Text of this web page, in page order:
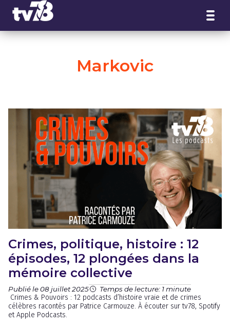
Markovic
Crimes, politique, histoire : 12
épisodes, 12 plongées dans la
mémoire collective
Publié le 08 juillet 2025 Temps de lecture: 1 minute
Crimes & Pouvoirs : 12 podcasts d’histoire vraie et de crimes
célèbres racontés par Patrice Carmouze. À écouter sur tv78, Spotify
et Apple Podcasts.
Panneau de gestion des cookies